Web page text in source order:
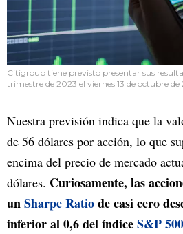
Citigroup tiene previsto presentar sus
trimestre de 2023 el viernes 13 de octubre de
Nuestra previsión indica que la
de 56 dólares por acción, lo que
encima del precio de mercado
dólares. Curiosamente, las
unSharpe Ratiode casi cero
inferior al 0,6 del índiceS&P 500